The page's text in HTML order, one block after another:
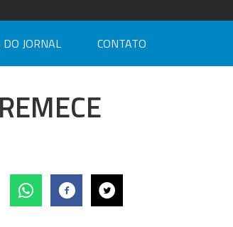
DO JORNAL CONTATO